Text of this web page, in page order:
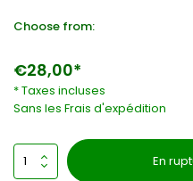
Choose from:
€28,00*
* Taxes incluses
Sans les Frais d'expédition
En